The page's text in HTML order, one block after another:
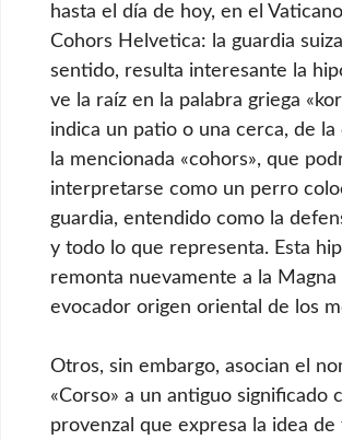
hasta el día de hoy, en el
Cohors Helvetica: la guardia
sentido, resulta interesante la
ve la raíz en la palabra griega
indica un patio o una cerca, de la
la mencionada «cohors», que
interpretarse como un perro
guardia, entendido como la
y todo lo que representa. Esta
remonta nuevamente a la Magna
evocador origen oriental de los
Otros, sin embargo, asocian el
«Corso» a un antiguo significado
provenzal que expresa la idea de